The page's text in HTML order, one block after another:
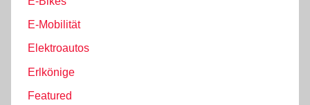
E-Mobilität
Elektroautos
Erlkönige
Featured